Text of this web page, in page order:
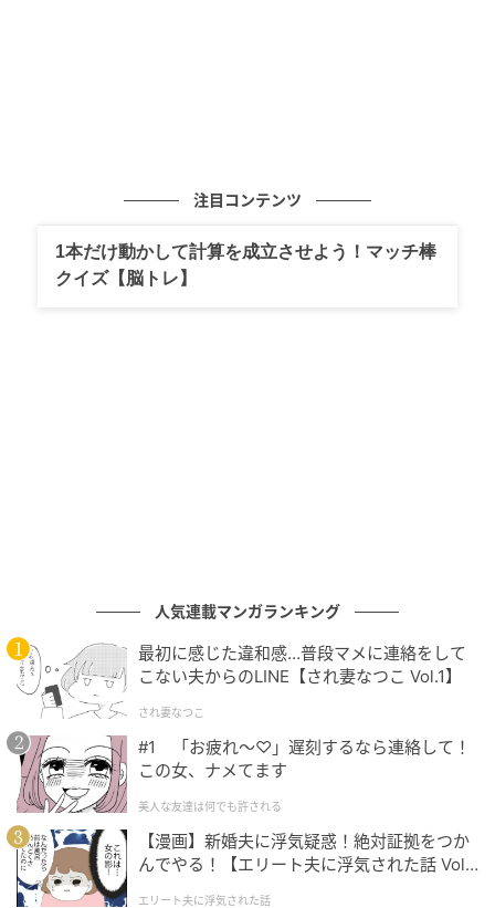
ブログ：ririca（ねことおら ）
クリエイター情報
の記事をもっとみる
注目コンテンツ
1本だけ動かして計算を成立させよう！マッチ棒
クイズ【脳トレ】
人気連載マンガランキング
最初に感じた違和感…普段マメに連絡をして
こない夫からのLINE【され妻なつこ Vol.1】
され妻なつこ
#1 「お疲れ〜♡」遅刻するなら連絡して！
この女、ナメてます
美人な友達は何でも許される
【漫画】新婚夫に浮気疑惑！絶対証拠をつか
んでやる！【エリート夫に浮気された話 Vol.
エリート夫に浮気された話